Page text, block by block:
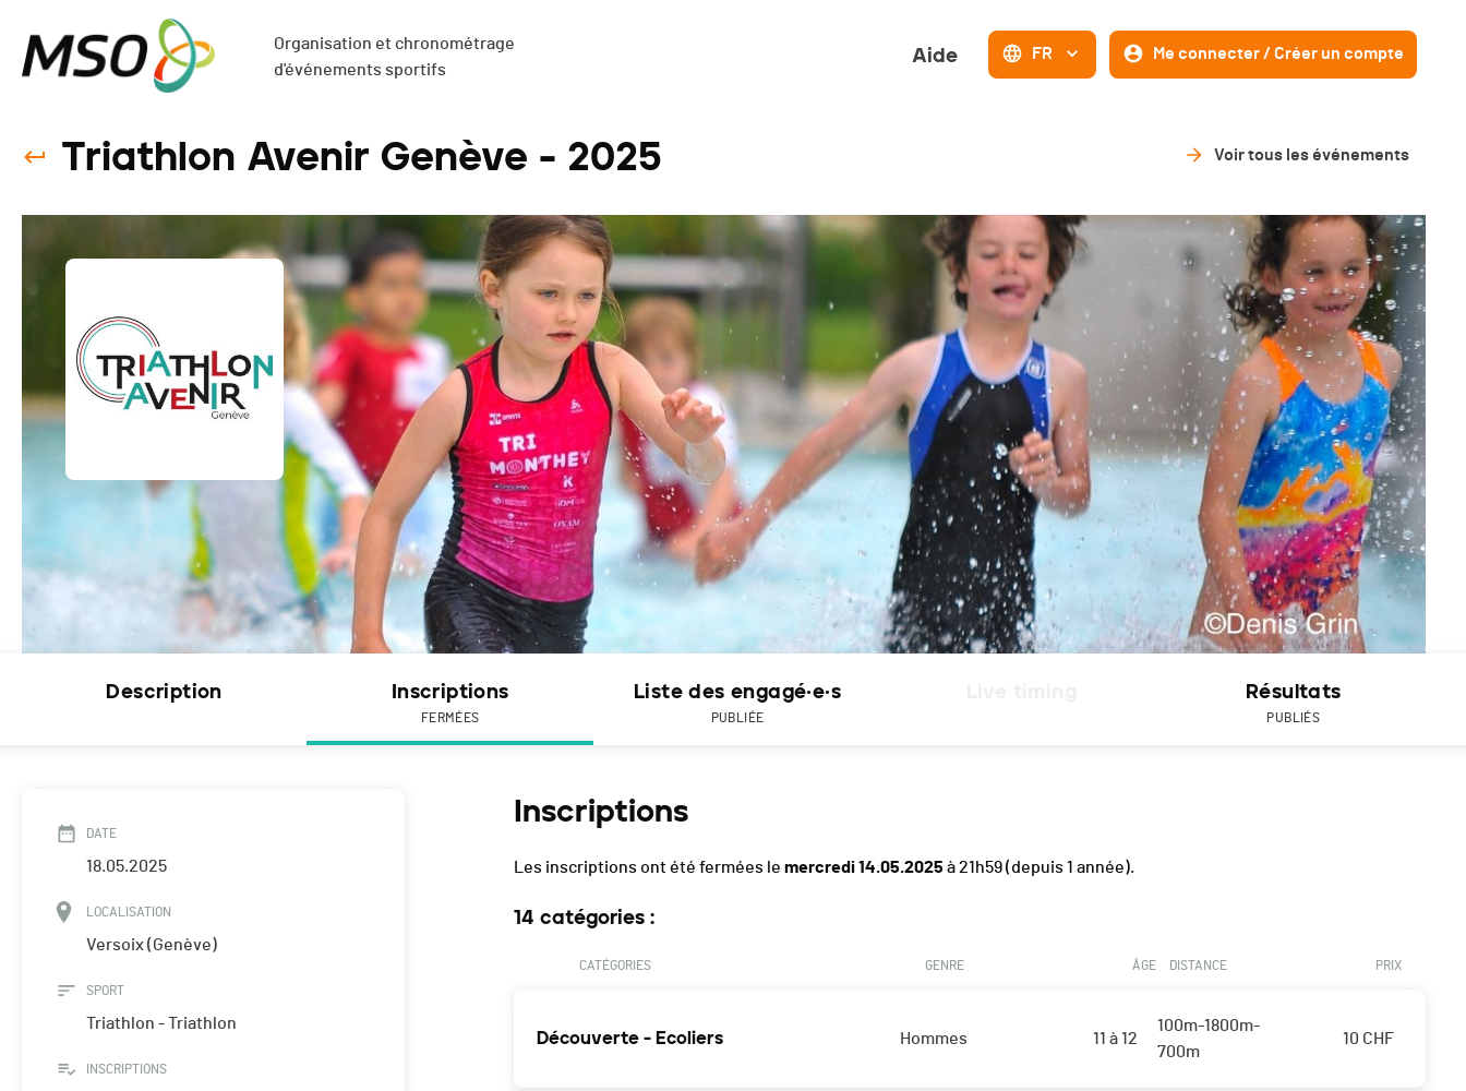
Organisation et chronométrage
d'événements sportifs
Aide FR Me connecter / Créer un compte
Triathlon Avenir Genève - 2025 Voir tous les événements
Description Inscriptions
FERMÉES
Liste des engagé·e·s
PUBLIÉE
Résultats
PUBLIÉS
DATE
18.05.2025
LOCALISATION
Versoix (Genève)
SPORT
Triathlon - Triathlon
INSCRIPTIONS
Inscriptions
Les inscriptions ont été fermées le mercredi 14.05.2025 à 21h59(depuis 1 année).
14 catégories :
CATÉGORIES GENRE ÂGE DISTANCE PRIX
Découverte - Ecoliers Hommes 11 à 12
100m-1800m-
700m
10 CHF